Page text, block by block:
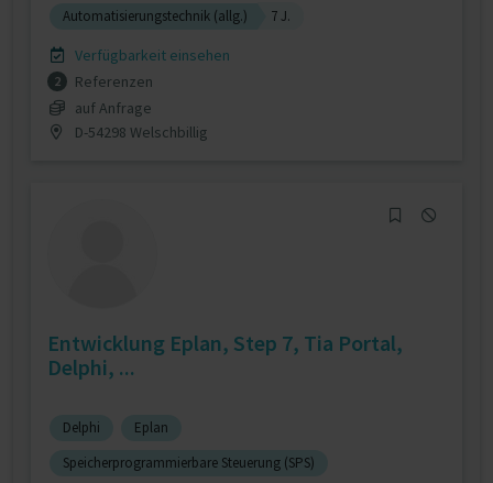
Automatisierungstechnik (allg.) 7 J.
Verfügbarkeit einsehen
2
Referenzen
auf Anfrage
D-54298 Welschbillig
Entwicklung Eplan, Step 7, Tia Portal,
Delphi, ...
Delphi
Eplan
Speicherprogrammierbare Steuerung (SPS)